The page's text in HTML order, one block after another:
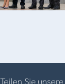
Teilen Sie